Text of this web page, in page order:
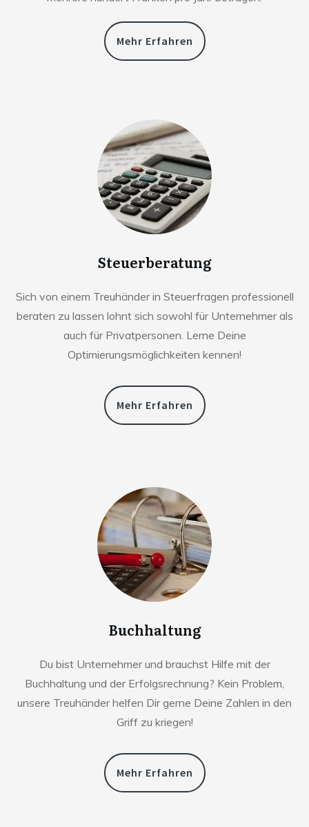
Mehr Erfahren
Steuerberatung
Sich von einem Treuhänder in Steuerfragen professionell
beraten zu lassen lohnt sich sowohl für Unternehmer als
auch für Privatpersonen. Lerne Deine
Optimierungsmöglichkeiten kennen!
Mehr Erfahren
Buchhaltung
Du bist Unternehmer und brauchst Hilfe mit der
Buchhaltung und der Erfolgsrechnung? Kein Problem,
unsere Treuhänder helfen Dir gerne Deine Zahlen in den
Griff zu kriegen!
Mehr Erfahren